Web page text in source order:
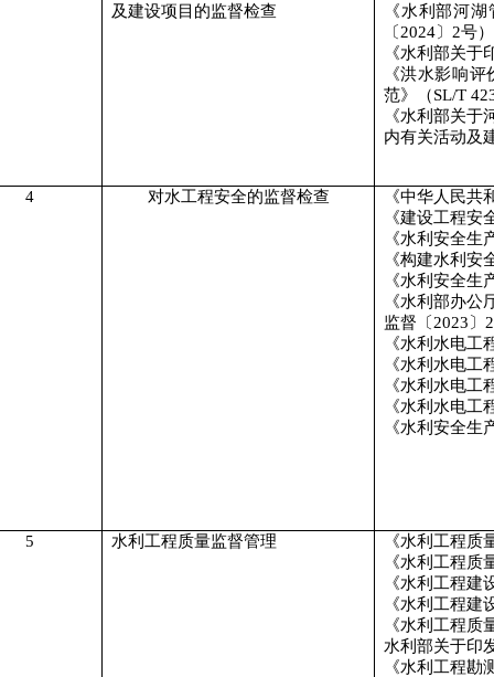
及建设项目的监督检查
《水利部河
〔 2024〕 2号）
《水利部关
《洪水影响
范》（SL/T
《水利部关
内有关活动及
4 对水工程安全的监督检查
《中华人民共
《建设工程安
《水利安全生
《构建水利安
《水利安全生
《水利部办
监督〔 2023 〕
《水利水电工
《水利水电工
《水利水电工
《水利水电工
《水利安全生
5 水利工程质量监督管理
《水利工程质
《水利工程质
《水利工程建
《水利工程建
《水利工程质
水利部关于印
《水利工程